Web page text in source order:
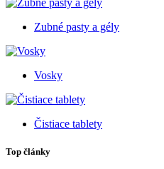
Zubné pasty a gély
Vosky
Čistiace tablety
Top články